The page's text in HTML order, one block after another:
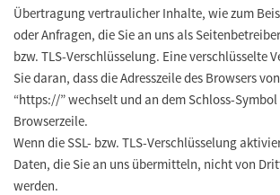
Übertragung vertraulicher Inhalte, wie zum
oder Anfragen, die Sie an uns als
bzw. TLS-Verschlüsselung. Eine verschlüsselte
Sie daran, dass die Adresszeile des Browsers
“https://” wechselt und an dem Schloss-
Browserzeile.
Wenn die SSL- bzw. TLS-Verschlüsselung
Daten, die Sie an uns übermitteln, nicht von
werden.